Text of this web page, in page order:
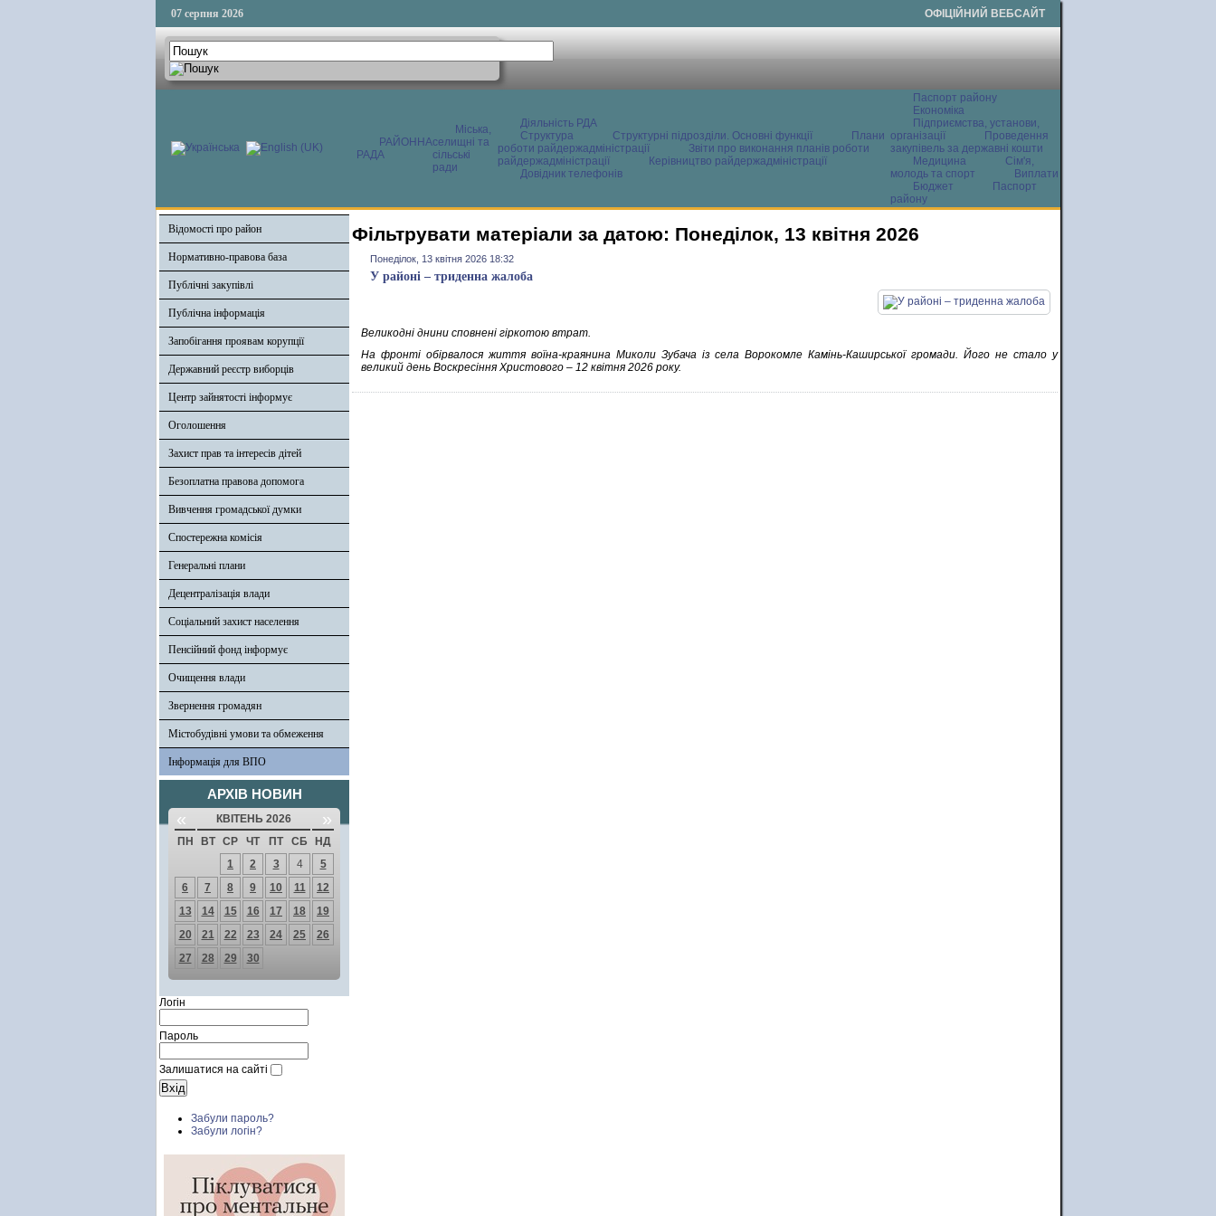
07 серпня 2026 ОФІЦІЙНИЙ ВЕБСАЙТ
РАЙОННА
РАДА
Міська,
селищні та
сільські
ради
Діяльність РДА
Структура
Структурні підрозділи. Основні функції
Плани
роботи райдержадміністрації
Звіти про виконання планів роботи
райдержадміністрації
Керівництво райдержадміністрації
Довідник телефонів
Паспорт району
Економіка
Підприємства, установи,
організації
Проведення
закупівель за державні кошти
Медицина
Сім'я,
молодь та спорт
Виплати
Бюджет
Паспорт
району
Відомості про район
Нормативно-правова база
Публічні закупівлі
Публічна інформація
Запобігання проявам корупції
Державний реєстр виборців
Центр зайнятості інформує
Оголошення
Захист прав та інтересів дітей
Безоплатна правова допомога
Вивчення громадської думки
Спостережна комісія
Генеральні плани
Децентралізація влади
Соціальний захист населення
Пенсійний фонд інформує
Очищення влади
Звернення громадян
Містобудівні умови та обмеження
Інформація для ВПО
АРХІВ НОВИН
« КВІТЕНЬ 2026 »
ПН ВТ СР ЧТ ПТ СБ
НД
1
2 3 4
5
6
7 8 9 10 11
12
13
14 15 16 17 18
19
20
21 22 23 24 25
26
27
28 29 30
Логін
Пароль
Залишатися на сайті
Забули пароль?
Забули логін?
Фільтрувати матеріали за датою: Понеділок, 13 квітня 2026
Понеділок, 13 квітня 2026 18:32
У районі – триденна жалоба
Великодні днини сповнені гіркотою втрат.
На фронті обірвалося життя воїна-краянина Миколи Зубача із села Ворокомле Камінь-Каширської громади. Його не стало у
великий день Воскресіння Христового – 12 квітня 2026 року.